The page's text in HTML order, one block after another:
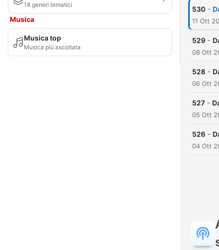
18 generi tematici
Musica
Musica top
Musica più ascoltata
530 -
11 Ott
529 -
08 Ott
528 -
06 Ott
527 -
05 Ott
526 -
04 Ott